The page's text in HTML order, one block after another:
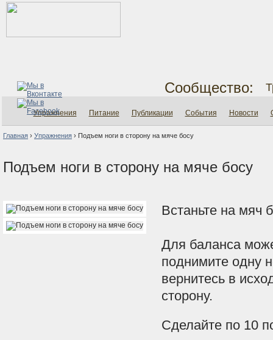
Сообщество:
Упражнения Питание Публикации События Новости
Главная › Упражнения › Подъем ноги в сторону на мяче босу
Подъем ноги в сторону на мяче босу
Встаньте на мяч
Для баланса
поднимите одну
вернитесь в
сторону.
Сделайте по 10